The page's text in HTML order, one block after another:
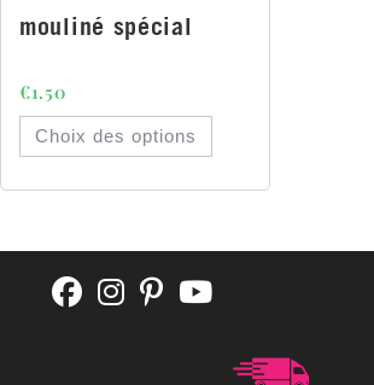
mouliné spécial
€1.50
Choix des options